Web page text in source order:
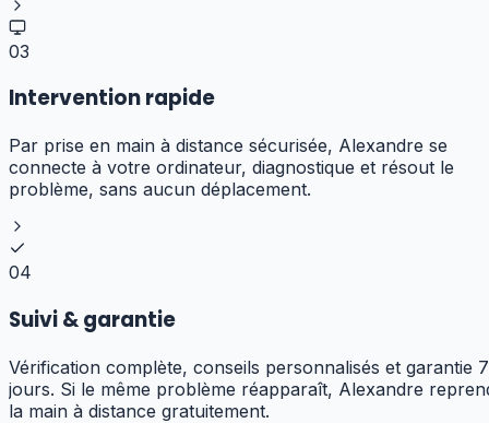
03
Intervention rapide
Par prise en main à distance sécurisée, Alexandre se
connecte à votre ordinateur, diagnostique et résout le
problème, sans aucun déplacement.
04
Suivi & garantie
Vérification complète, conseils personnalisés et garantie 7
jours. Si le même problème réapparaît, Alexandre
la main à distance gratuitement.